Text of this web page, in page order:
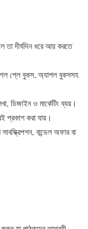
তা দীর্ঘদিন ধরে আয় করতে
প্লে বুকস, অ্যাপল বুকসসহ
ডিজাইন ও মার্কেটিং ব্যয়।
প্রকাশ করা যায়।
সাবস্ক্রিপশন, বান্ডেল অফার বা